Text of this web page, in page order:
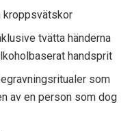
kroppsvätskor
tvätta händerna
handsprit
som
av en person som dog